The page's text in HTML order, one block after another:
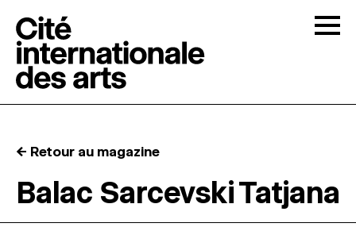
RÉSIDENCES ↓
← Retour au magazine
Balac Sarcevski Tatjana